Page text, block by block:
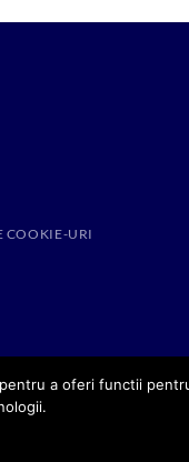
COOKIE-URI
a oferi functii